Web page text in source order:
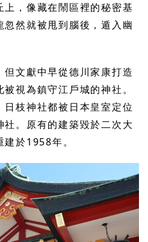
，像藏在鬧區裡的秘密基
然就被甩到腦後，遁入幽
文獻中早從德川家康打造
視為鎮守江戶城的神社。
枝神社都被日本皇室定位
。原有的建築毀於二次大
於1958年。